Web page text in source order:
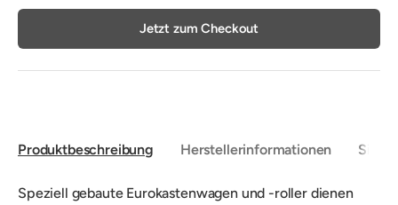
Jetzt zum Checkout
Produktbeschreibung Herstellerinformationen
Speziell gebaute Eurokastenwagen und -roller dienen